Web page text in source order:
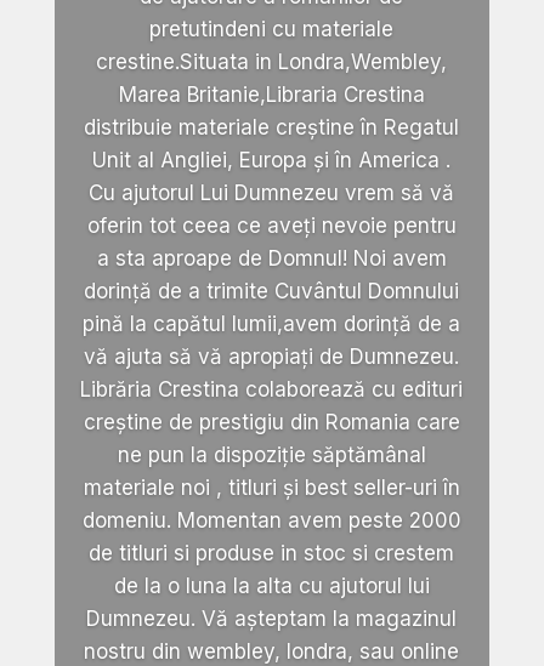
pretutindeni cu materiale
crestine.Situata in Londra,Wembley,
Marea Britanie,Libraria Crestina
distribuie materiale creștine în Regatul
Unit al Angliei, Europa și în America .
Cu ajutorul Lui Dumnezeu vrem să vă
oferin tot ceea ce aveți nevoie pentru
a sta aproape de Domnul! Noi avem
dorință de a trimite Cuvântul Domnului
pină la capătul lumii,avem dorință de a
vă ajuta să vă apropiați de Dumnezeu.
Librăria Crestina colaborează cu edituri
creștine de prestigiu din Romania care
ne pun la dispoziție săptămânal
materiale noi , titluri și best seller-uri în
domeniu. Momentan avem peste 2000
de titluri si produse in stoc si crestem
de la o luna la alta cu ajutorul lui
Dumnezeu. Vă așteptam la magazinul
nostru din wembley, londra, sau online